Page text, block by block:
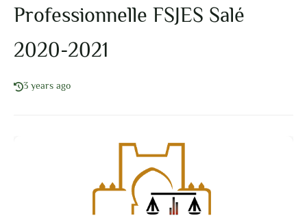
Professionnelle FSJES Salé
2020-2021
3 years ago